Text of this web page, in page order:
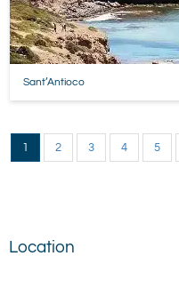
Sant’Antioco
1 2 3 4 5
Location